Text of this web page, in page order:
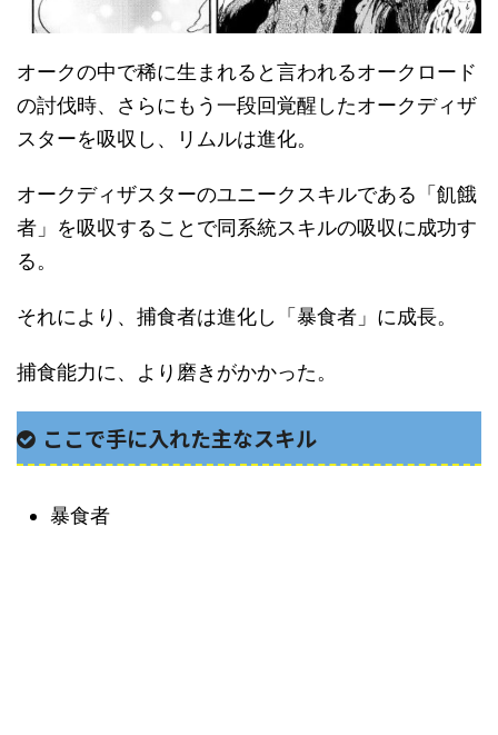
オークの中で稀に生まれると言われるオークロード
の討伐時、さらにもう一段回覚醒したオークディザ
スターを吸収し、リムルは進化。
オークディザスターのユニークスキルである「飢餓
者」を吸収することで同系統スキルの吸収に成功す
る。
それにより、捕食者は進化し「暴食者」に成長。
捕食能力に、より磨きがかかった。
ここで手に入れた主なスキル
暴食者